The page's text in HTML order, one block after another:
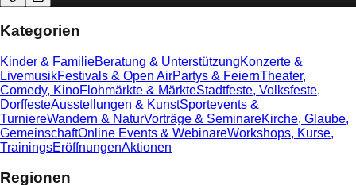
Kategorien
Kinder & FamilieBeratung & UnterstützungKonzerte &
LivemusikFestivals & Open AirPartys & FeiernTheater,
Comedy, KinoFlohmärkte & MärkteStadtfeste, Volksfeste,
DorffesteAusstellungen & KunstSportevents &
TurniereWandern & NaturVorträge & SeminareKirche, Glaube,
GemeinschaftOnline Events & WebinareWorkshops, Kurse,
TrainingsEröffnungenAktionen
Regionen